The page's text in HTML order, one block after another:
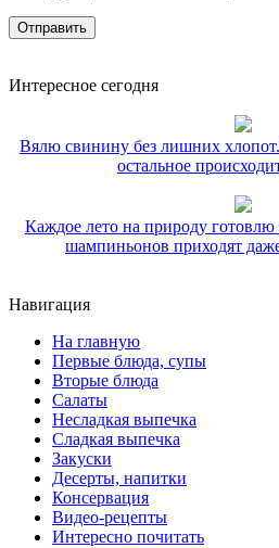
Интересное сегодня
Вялю свинину без лишних
остальное
Каждое лето на природу
шампиньонов приходят
Навигация
На главную
Первые блюда, супы
Вторые блюда
Салаты
Несладкая выпечка
Сладкая выпечка
Закуски
Десерты, напитки
Консервация
Видео-рецепты
Интересно почитать